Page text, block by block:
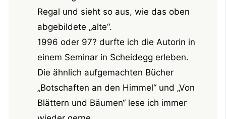
Regal und sieht so aus, wie das oben
abgebildete „alte“.
1996 oder 97? durfte ich die Autorin in
einem Seminar in Scheidegg erleben.
Die ähnlich aufgemachten Bücher
„Botschaften an den Himmel“ und „Von
Blättern und Bäumen“ lese ich immer